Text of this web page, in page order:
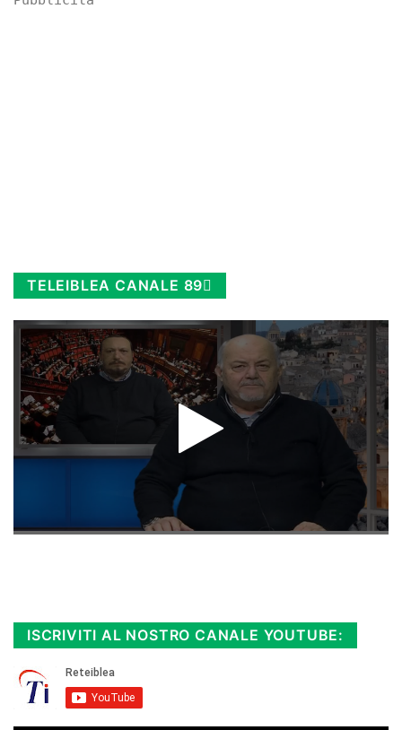
TELEIBLEA CANALE 89
ISCRIVITI AL NOSTRO CANALE YOUTUBE: